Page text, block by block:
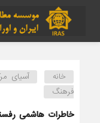
خانه آسیای
فرهنگ
خاطرات هاشمی